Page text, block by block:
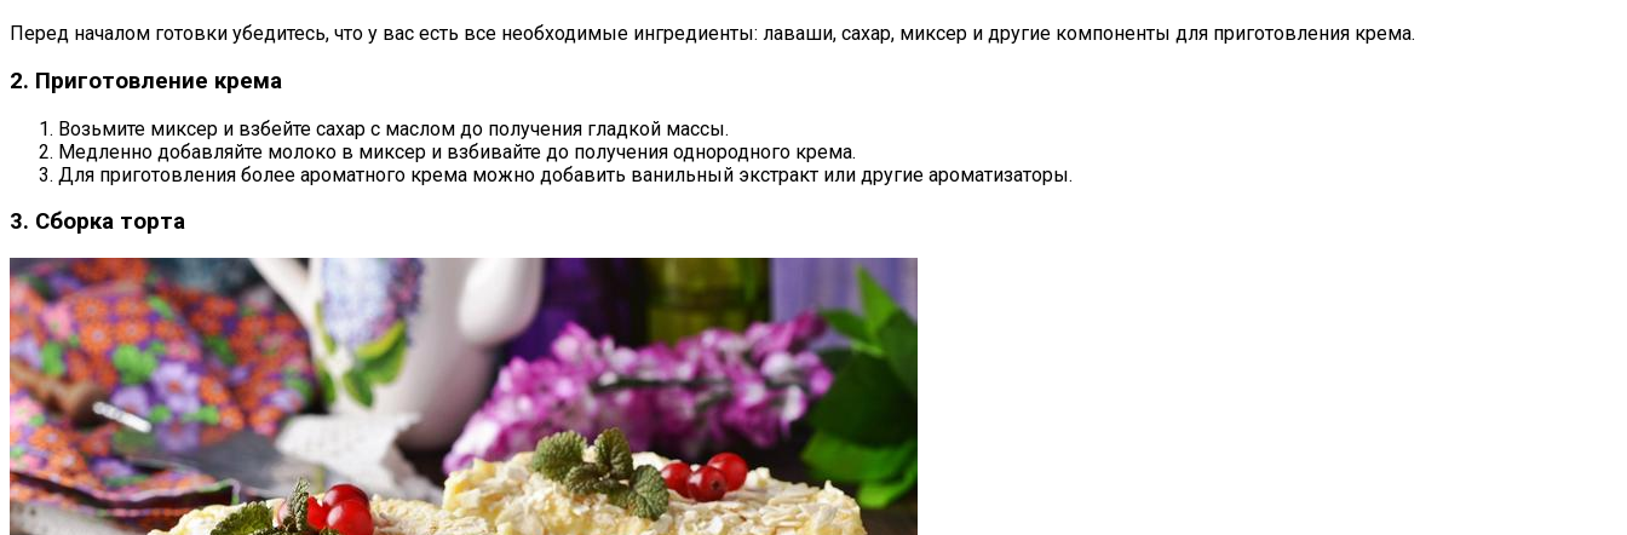
Перед началом готовки убедитесь, что у вас есть все необходимые ингредиенты: лаваши, сахар, миксер и другие компоненты для приготовления крема.
2. Приготовление крема
Возьмите миксер и взбейте сахар с маслом до получения гладкой массы.
Медленно добавляйте молоко в миксер и взбивайте до получения однородного крема.
Для приготовления более ароматного крема можно добавить ванильный экстракт или другие ароматизаторы.
3. Сборка торта